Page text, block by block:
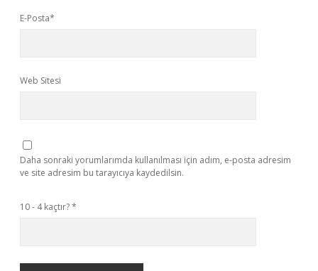
E-Posta*
Web Sitesi
Daha sonraki yorumlarımda kullanılması için adım, e-posta adresim
ve site adresim bu tarayıcıya kaydedilsin.
10 - 4 kaçtır?*